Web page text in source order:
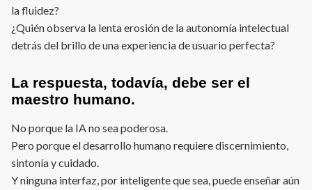
la fluidez?
¿Quién observa la lenta erosión de la autonomía intelectual
detrás del brillo de una experiencia de usuario perfecta?
La respuesta, todavía, debe ser el
maestro humano.
No porque la IA no sea poderosa.
Pero porque el desarrollo humano requiere discernimiento,
sintonía y cuidado.
Y ninguna interfaz, por inteligente que sea, puede enseñar aún